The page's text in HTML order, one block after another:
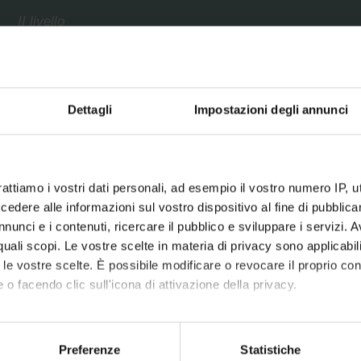
Dettagli Impostazioni degli annunci
i vostri dati personali, ad esempio il vostro numero IP,
alle informazioni sul vostro dispositivo al fine di
e i contenuti, ricercare il pubblico e sviluppare i servizi.
scopi. Le vostre scelte in materia di privacy sono
vostre scelte. È possibile modificare o revocare il proprio
o facendo clic sull'icona di attivazione della privacy.
anche:
sulla tua posizione geografica, con un'approssimazione di
Preferenze Statistiche
II livello
Esperto in salute, sicurezza e ambiente nei luoghi di lavoro
privati e pubblici – HSE Management
Gestione della violenza in ambito sociale, sanitario ed
Gestione dell'area socio educativa e socio sanitaria
La medicina estetica
Management per la direzione di struttura complessa
Management per la gestione di organizzazioni sanitarie
Medicina estetica del volto
Medicina estetica globale